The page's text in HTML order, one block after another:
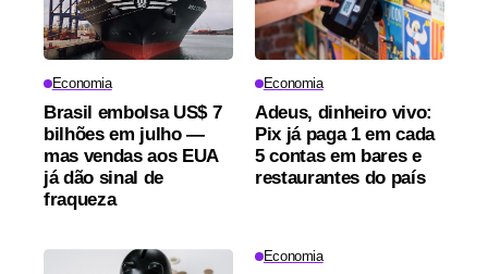
Economia
Brasil embolsa US$ 7
bilhões em julho —
mas vendas aos EUA
já dão sinal de
fraqueza
Economia
Adeus, dinheiro vivo:
Pix já paga 1 em cada
5 contas em bares e
restaurantes do país
Economia